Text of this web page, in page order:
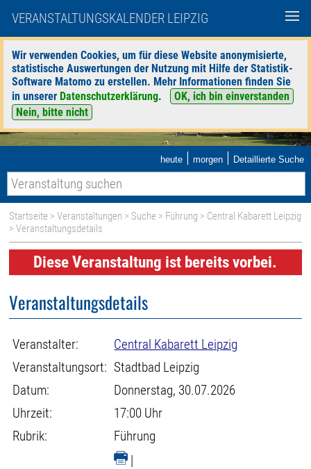
VERANSTALTUNGSKALENDER LEIPZIG
Wir verwenden Cookies, um für diese Website anonymisierte,
statistische Auswertungen der Nutzung mit Hilfe der Statistik-
Software Matomo zu erstellen. Mehr Informationen finden Sie
in unserer Datenschutzerklärung.
OK, ich bin einverstanden
Nein, bitte nicht
heute | morgen | Detaillierte Suche
Startseite >Veranstaltungen > Suche > Führung > Central Kabarett Leipzig
> Veranstaltungsdetails
Diese Veranstaltung ist bereits vorbei.
Veranstaltungsdetails
Veranstalter:
Central Kabarett Leipzig
Veranstaltungsort: Stadtbad Leipzig
Datum:
Donnerstag, 30.07.2026
Uhrzeit:
17:00 Uhr
Rubrik:
Führung
|